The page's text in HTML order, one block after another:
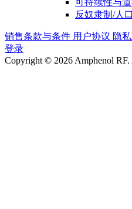
可持续性与
反奴隶制/人
销售条款与条件 用户协议 隐
登录
Copyright © 2026 Amphenol RF.